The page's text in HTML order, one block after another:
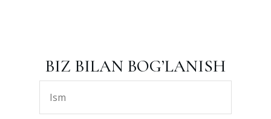
BIZ BILAN BOG’LANISH